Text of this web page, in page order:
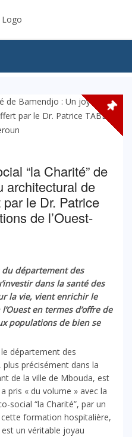
“la Charité” de
architectural de
le Dr. Patrice
de l’Ouest-
du département des
dans la santé des
la vie, vient enrichir le
en termes d’offre de
populations de bien se
département des
précisément dans la
de la ville de Mbouda, est
pris « du volume » avec la
social “la Charité”, par un
formation hospitalière,
un véritable joyau